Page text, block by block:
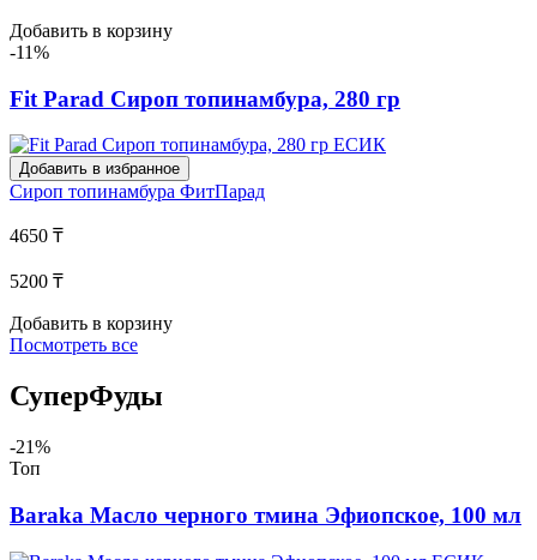
Добавить в корзину
-11%
Fit Parad Сироп топинамбура, 280 гр
Добавить в избранное
Сироп топинамбура ФитПарад
4650 ₸
5200 ₸
Добавить в корзину
Посмотреть все
СуперФуды
-21%
Топ
Baraka Масло черного тмина Эфиопское, 100 мл